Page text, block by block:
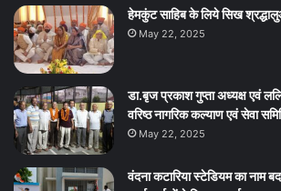
हेमकुंट साहिब के लिये सिख
May 22, 2025
डा.बृज प्रकाश गुप्ता अध्यक्ष एवं
वरिष्ठ नागरिक कल्याण एवं सेवा
May 22, 2025
वंदना कटारिया स्टेडियम का नाम